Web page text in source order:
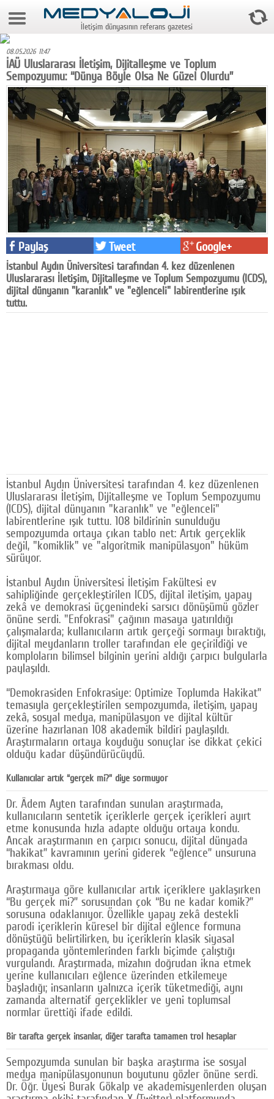
8 Ağustos 2026 11:21:00
Foto Galeri
Video Galeri
Gazeteler
Medya
Reyting-tiraj
Teknoloji
Televizyon
Dünya
Pr
Facebook
Diziler
SOSYAL MEDYA
Facebook
Twitter
Google Plus
© 2026 TÜM HAKLARI SAKLIDIR
İletişim dünyasının referans gazetesi
08.05.2026 11:47
İAÜ Uluslararası İletişim, Dijitalleşme ve Toplum
Sempozyumu: “Dünya Böyle Olsa Ne Güzel Olurdu”
Paylaş Tweet Google+
İstanbul Aydın Üniversitesi tarafından 4. kez düzenlenen
Uluslararası İletişim, Dijitalleşme ve Toplum Sempozyumu (ICDS),
dijital dünyanın "karanlık" ve "eğlenceli" labirentlerine ışık
tuttu.
İstanbul Aydın Üniversitesi tarafından 4. kez düzenlenen
Uluslararası İletişim, Dijitalleşme ve Toplum Sempozyumu
(ICDS), dijital dünyanın "karanlık" ve "eğlenceli"
labirentlerine ışık tuttu. 108 bildirinin sunulduğu
sempozyumda ortaya çıkan tablo net: Artık gerçeklik
değil, "komiklik" ve "algoritmik manipülasyon" hüküm
sürüyor.
İstanbul Aydın Üniversitesi İletişim Fakültesi ev
sahipliğinde gerçekleştirilen ICDS, dijital iletişim, yapay
zekâ ve demokrasi üçgenindeki sarsıcı dönüşümü gözler
önüne serdi. "Enfokrasi" çağının masaya yatırıldığı
çalışmalarda; kullanıcıların artık gerçeği sormayı bıraktığı,
dijital meydanların troller tarafından ele geçirildiği ve
komploların bilimsel bilginin yerini aldığı çarpıcı bulgularla
paylaşıldı.
“Demokrasiden Enfokrasiye: Optimize Toplumda Hakikat”
temasıyla gerçekleştirilen sempozyumda, iletişim, yapay
zekâ, sosyal medya, manipülasyon ve dijital kültür
üzerine hazırlanan 108 akademik bildiri paylaşıldı.
Araştırmaların ortaya koyduğu sonuçlar ise dikkat çekici
olduğu kadar düşündürücüydü.
Kullanıcılar artık “gerçek mi?” diye sormuyor
Dr. Âdem Ayten tarafından sunulan araştırmada,
kullanıcıların sentetik içeriklerle gerçek içerikleri ayırt
etme konusunda hızla adapte olduğu ortaya kondu.
Ancak araştırmanın en çarpıcı sonucu, dijital dünyada
“hakikat” kavramının yerini giderek “eğlence” unsuruna
bırakması oldu.
Araştırmaya göre kullanıcılar artık içeriklere yaklaşırken
“Bu gerçek mi?” sorusundan çok “Bu ne kadar komik?”
sorusuna odaklanıyor. Özellikle yapay zekâ destekli
parodi içeriklerin küresel bir dijital eğlence formuna
dönüştüğü belirtilirken, bu içeriklerin klasik siyasal
propaganda yöntemlerinden farklı biçimde çalıştığı
vurgulandı. Araştırmada, mizahın doğrudan ikna etmek
yerine kullanıcıları eğlence üzerinden etkilemeye
başladığı; insanların yalnızca içerik tüketmediği, aynı
zamanda alternatif gerçeklikler ve yeni toplumsal
normlar ürettiği ifade edildi.
Bir tarafta gerçek insanlar, diğer tarafta tamamen trol hesaplar
Sempozyumda sunulan bir başka araştırma ise sosyal
medya manipülasyonunun boyutunu gözler önüne serdi.
Dr. Öğr. Üyesi Burak Gökalp ve akademisyenlerden oluşan